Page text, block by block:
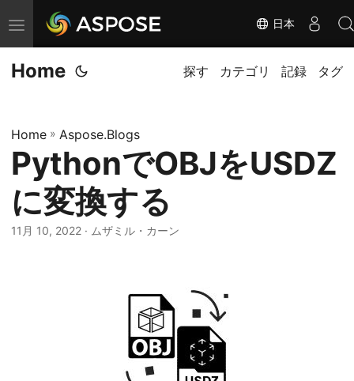
ナ
ビ
ゲ
ョ
ン
切
替
日本
Home 探す カテゴリ 記録 タグ
Home » Aspose.Blogs
PythonでOBJをUSDZ
に変換する
11月 10, 2022 · ムザミル・カーン